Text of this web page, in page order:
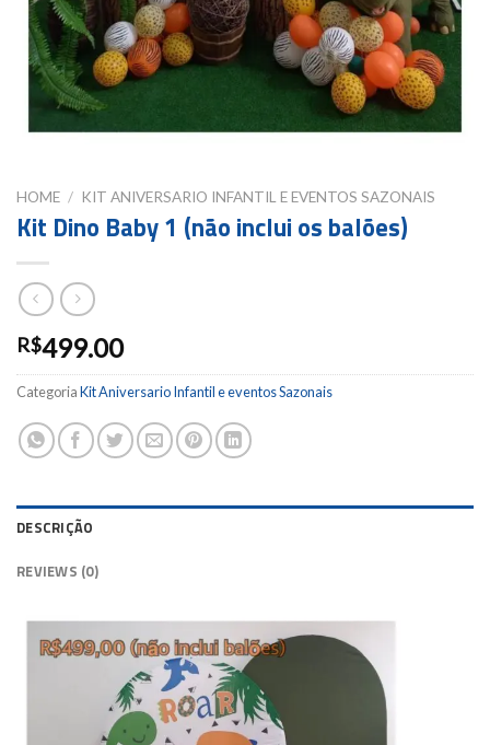
HOME / KIT ANIVERSARIO INFANTIL E EVENTOS SAZONAIS
Kit Dino Baby 1 (não inclui os balões)
R$499.00
CategoriaKit Aniversario Infantil e eventos Sazonais
DESCRIÇÃO
REVIEWS (0)